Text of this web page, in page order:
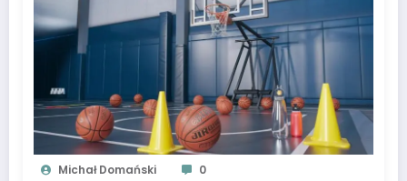
Michał Domański 0